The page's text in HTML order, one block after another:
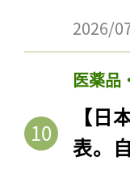
2026/
医薬品
【
表。